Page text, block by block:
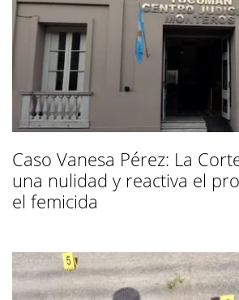
Caso Vanesa Pérez: La
una nulidad y reactiva el
el femicida